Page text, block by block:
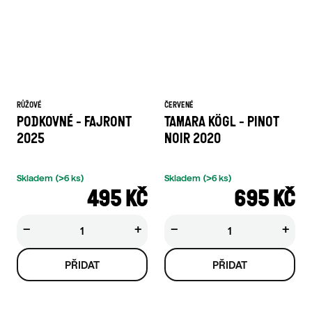
RŮŽOVÉ
PODKOVNÉ - FAJRONT
2025
495 KČ
Skladem (>6 ks)
+
−
ČERVENÉ
TAMARA KÖGL - PINOT
NOIR 2020
695 KČ
Skladem (>6 ks)
+
−